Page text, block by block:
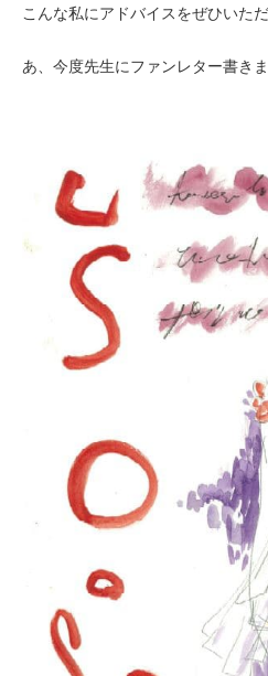
こんな私にアドバイスをぜひいた
あ、今度先生にファンレター書きま